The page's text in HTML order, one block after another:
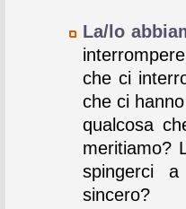
La/lo
che ci
che ci
qualcosa
meritiamo?
spingerci
sincero?